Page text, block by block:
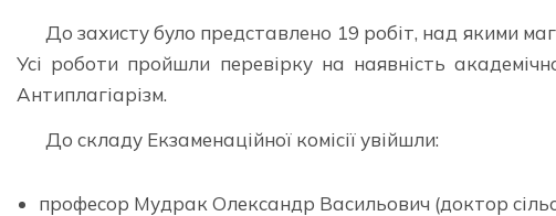
До захисту було представлено 19 робіт, над якими
Усі роботи пройшли перевірку на наявність
Антиплагіарізм.
До складу Екзаменаційної комісії увійшли:
професор Мудрак Олександр Васильович (доктор